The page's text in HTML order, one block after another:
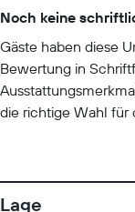
Noch keine
Gäste haben diese
Bewertung in
die richtige Wahl für
Lage